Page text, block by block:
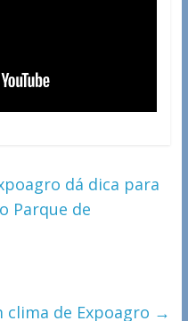
dá dica para
Parque de
clima de Expoagro →